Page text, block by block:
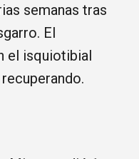
semanas tras
El
el isquiotibial